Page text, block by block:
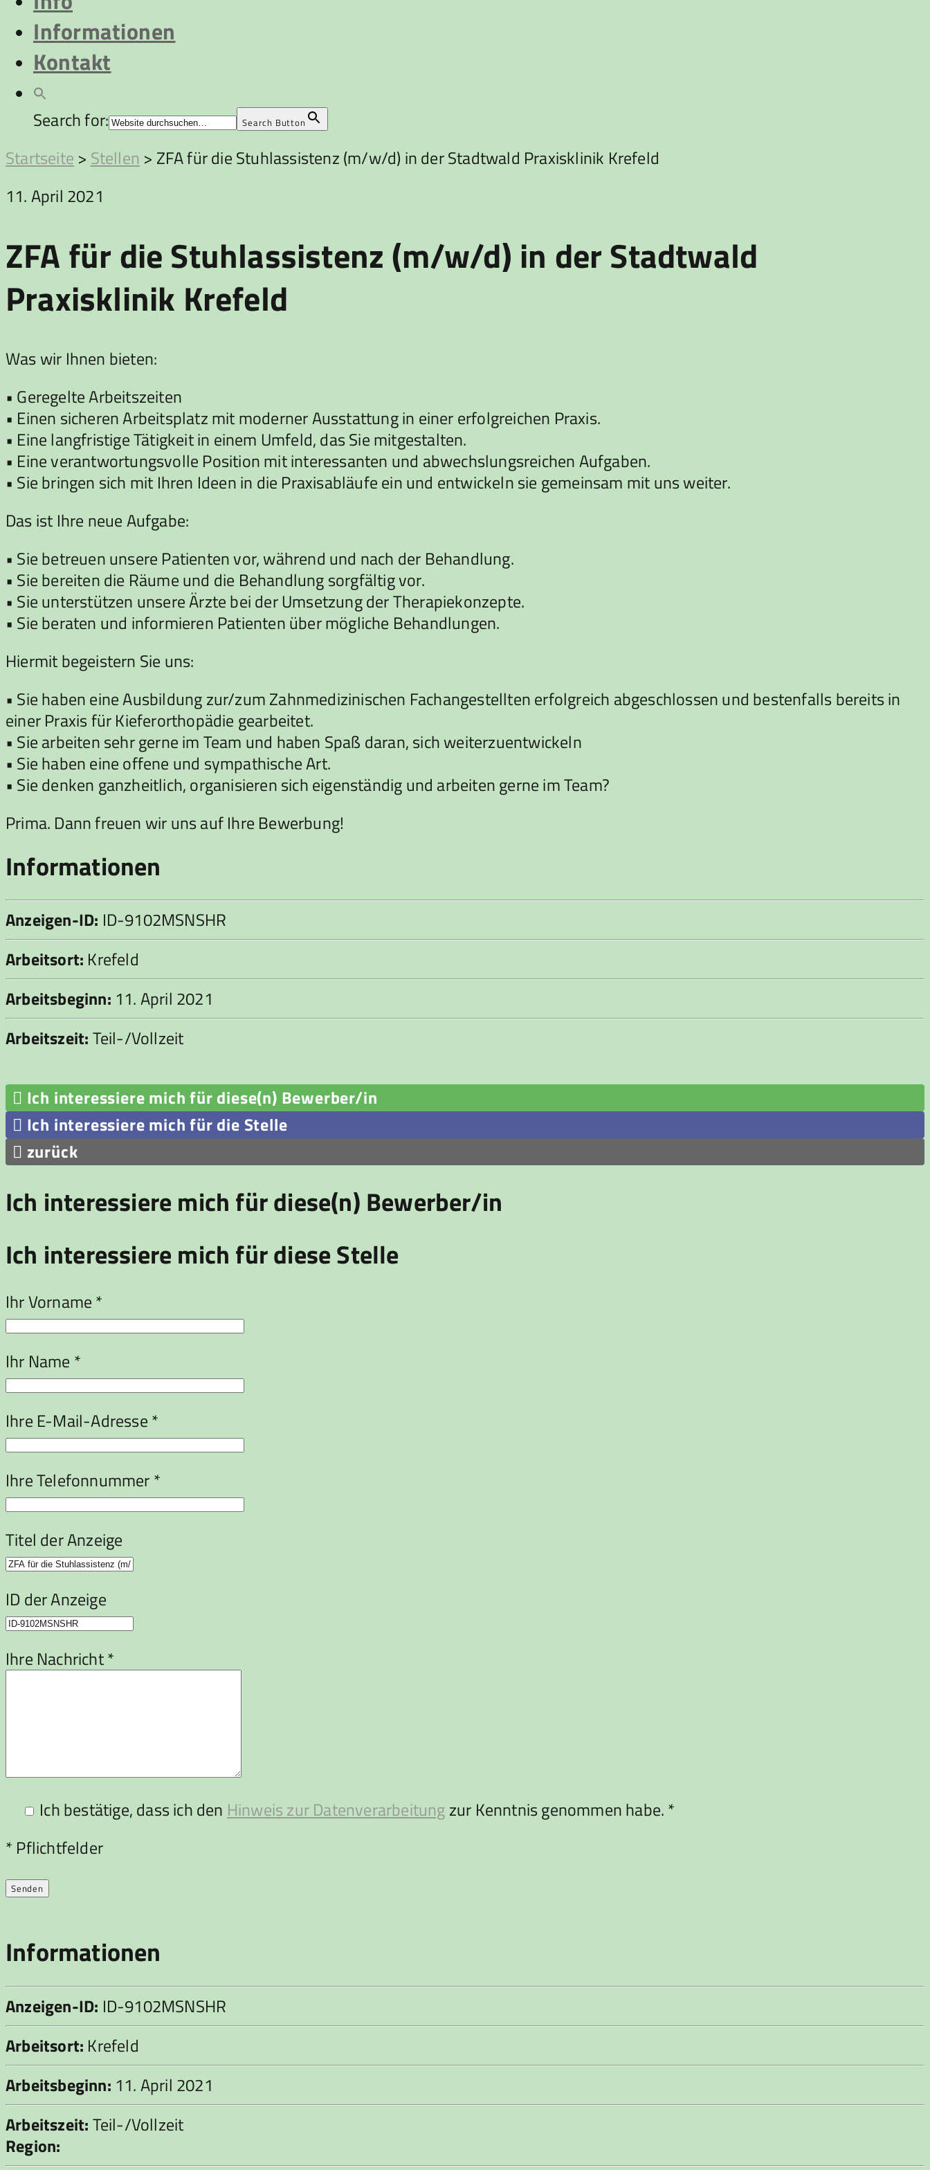
Informationen
Kontakt
Search for: Search Button
Startseite > Stellen > ZFA für die Stuhlassistenz (m/w/d) in der Stadtwald Praxisklinik Krefeld
11. April 2021
ZFA für die Stuhlassistenz (m/w/d) in der Stadtwald
Praxisklinik Krefeld
Was wir Ihnen bieten:
• Geregelte Arbeitszeiten
• Einen sicheren Arbeitsplatz mit moderner Ausstattung in einer erfolgreichen Praxis.
• Eine langfristige Tätigkeit in einem Umfeld, das Sie mitgestalten.
• Eine verantwortungsvolle Position mit interessanten und abwechslungsreichen Aufgaben.
• Sie bringen sich mit Ihren Ideen in die Praxisabläufe ein und entwickeln sie gemeinsam mit uns weiter.
Das ist Ihre neue Aufgabe:
• Sie betreuen unsere Patienten vor, während und nach der Behandlung.
• Sie bereiten die Räume und die Behandlung sorgfältig vor.
• Sie unterstützen unsere Ärzte bei der Umsetzung der Therapiekonzepte.
• Sie beraten und informieren Patienten über mögliche Behandlungen.
Hiermit begeistern Sie uns:
• Sie haben eine Ausbildung zur/zum Zahnmedizinischen Fachangestellten erfolgreich abgeschlossen und bestenfalls bereits in
einer Praxis für Kieferorthopädie gearbeitet.
• Sie arbeiten sehr gerne im Team und haben Spaß daran, sich weiterzuentwickeln
• Sie haben eine offene und sympathische Art.
• Sie denken ganzheitlich, organisieren sich eigenständig und arbeiten gerne im Team?
Prima. Dann freuen wir uns auf Ihre Bewerbung!
Informationen
Anzeigen-ID: ID-9102MSNSHR
Arbeitsort: Krefeld
Arbeitsbeginn: 11. April 2021
Arbeitszeit:Teil-/Vollzeit
 Ich interessiere mich für diese(n) Bewerber/in
 Ich interessiere mich für die Stelle
 zurück
Ich interessiere mich für diese(n) Bewerber/in
Ich interessiere mich für diese Stelle
Ihr Vorname *
Ihr Name *
Ihre E-Mail-Adresse *
Ihre Telefonnummer *
Titel der Anzeige
ID der Anzeige
Ihre Nachricht *
Ich bestätige, dass ich den Hinweis zur Datenverarbeitungzur Kenntnis genommen habe. *
Bitte lasse dieses Feld leer.
* Pflichtfelder
Informationen
Anzeigen-ID: ID-9102MSNSHR
Arbeitsort: Krefeld
Arbeitsbeginn: 11. April 2021
Arbeitszeit:Teil-/Vollzeit
Region: